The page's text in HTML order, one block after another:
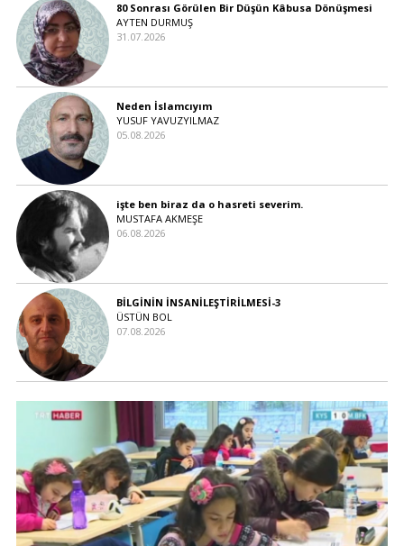
80 Sonrası Görülen Bir Düşün Kâbusa Dönüşmesi
AYTEN DURMUŞ
31.07.2026
Neden İslamcıyım
YUSUF YAVUZYILMAZ
05.08.2026
işte ben biraz da o hasreti severim.
MUSTAFA AKMEŞE
06.08.2026
BİLGİNİN İNSANİLEŞTİRİLMESİ-3
ÜSTÜN BOL
07.08.2026